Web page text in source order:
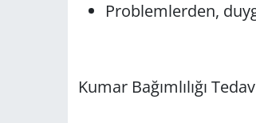
Problemlerden,
Kumar Bağımlılığı